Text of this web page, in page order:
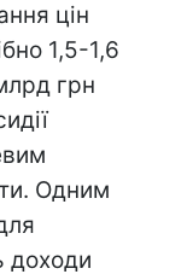
цін
1,5-1,6
грн
Одним
доходи